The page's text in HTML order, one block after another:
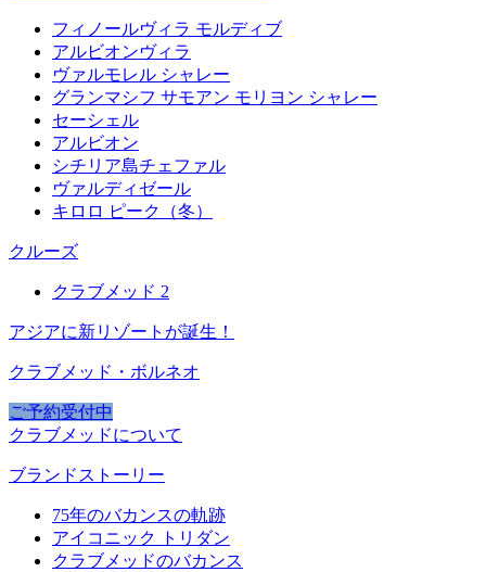
フィノールヴィラ モルディブ
アルビオンヴィラ
ヴァルモレル シャレー
グランマシフ サモアン モリヨン シャレー
セーシェル
アルビオン
シチリア島チェファル
ヴァルディゼール
キロロ ピーク（冬）
クルーズ
クラブメッド 2
アジアに新リゾートが誕生！
クラブメッド・ボルネオ
ご予約受付中
クラブメッドについて
ブランドストーリー
75年のバカンスの軌跡
アイコニック トリダン
クラブメッドのバカンス